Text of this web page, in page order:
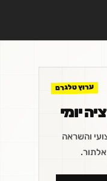
ערוץ טלגרם
יומי
והשראה
אלתור.